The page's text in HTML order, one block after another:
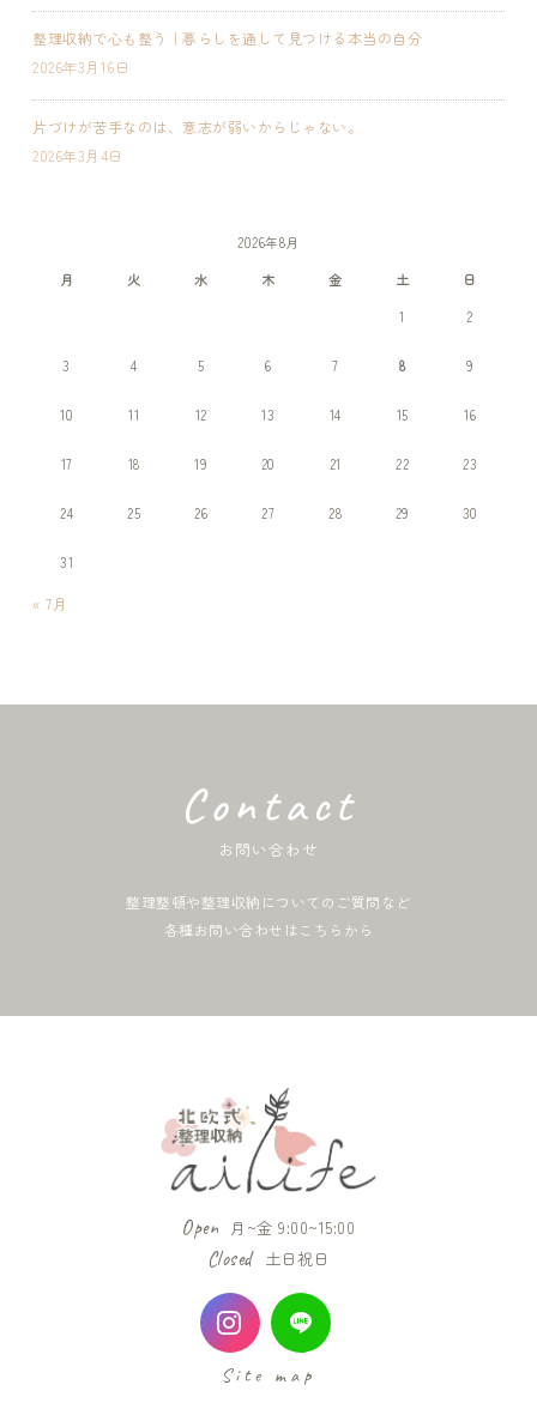
整理収納で心も整う｜暮らしを通して見つける本当の自分
2026年3月16日
片づけが苦手なのは、意志が弱いからじゃない。
2026年3月4日
2026年8月
月
火 水 木 金 土
日
1
2
3 4 5 6 7 8 9
10 11 12 13 14 15 16
17 18 19 20 21 22 23
24 25 26 27 28 29 30
31
« 7月
Contact
お問い合わせ
整理整頓や整理収納についてのご質問など
各種お問い合わせはこちらから
Open 月~金 9:00~15:00
Closed 土日祝日
Site map